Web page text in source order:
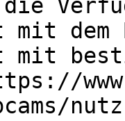
die
dem